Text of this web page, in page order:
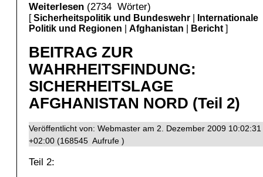
Weiterlesen (2734 Wörter)
[Sicherheitspolitik und Bundeswehr
Internationale
Politik und Regionen
Afghanistan Bericht ]
BEITRAG ZUR
WAHRHEITSFINDUNG:
SICHERHEITSLAGE
AFGHANISTAN NORD (Teil 2)
Veröffentlicht von: Webmaster am 2. Dezember 2009 10:02:31
+02:00 (168545 Aufrufe )
Teil 2: